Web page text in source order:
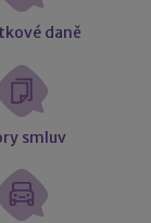
daně
smluv